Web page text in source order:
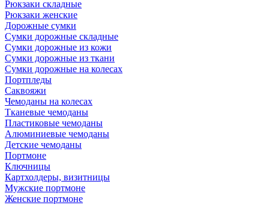
Рюкзаки складные
Рюкзаки женские
Дорожные сумки
Сумки дорожные складные
Сумки дорожные из кожи
Сумки дорожные из ткани
Сумки дорожные на колесах
Портпледы
Саквояжи
Чемоданы на колесах
Тканевые чемоданы
Пластиковые чемоданы
Алюминиевые чемоданы
Детские чемоданы
Портмоне
Ключницы
Картхолдеры, визитницы
Мужские портмоне
Женские портмоне